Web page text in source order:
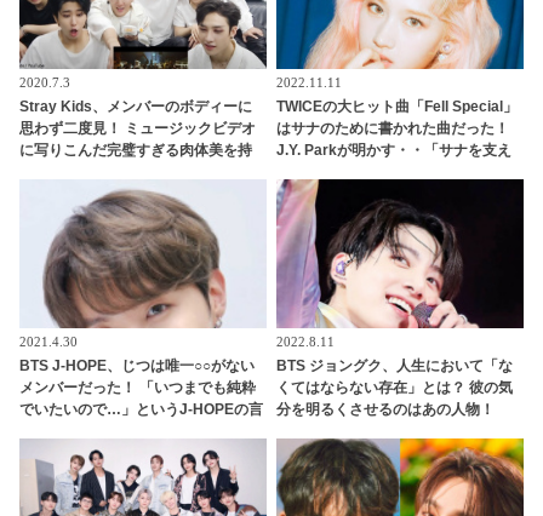
2020.7.3
Stray Kids、メンバーのボディーに
思わず二度見！ ミュージックビデオ
に写りこんだ完璧すぎる肉体美を持
2022.11.11
TWICEの大ヒット曲「Fell Special」
はサナのために書かれた曲だった！
J.Y. Parkが明かす・・「サナを支え
彼女たちの友情に敬意を表す
2021.4.30
BTS J-HOPE、じつは唯一○○がない
メンバーだった！ 「いつまでも純粋
でいたいので…」というJ-HOPEの言
ンバー総反撃・・ 予想だにしない展
開を迎えたかわいすぎるやりとりに
ファン爆笑
2022.8.11
BTS ジョングク、人生において「な
くてはならない存在」とは？ 彼の気
分を明るくさせるのはあの人物！
トな本音に感動